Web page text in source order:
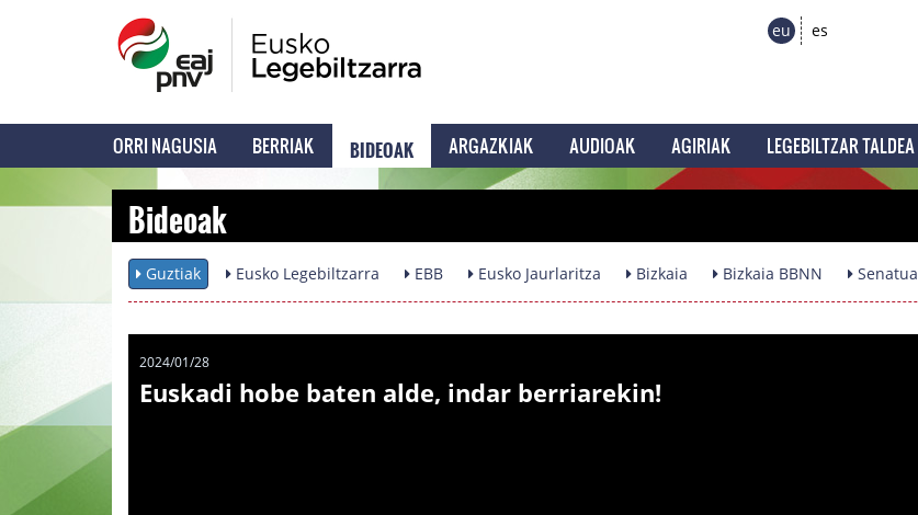
eu es
ORRI NAGUSIA BERRIAK BIDEOAK ARGAZKIAK AUDIOAK AGIRIAK LEGEBILTZAR TALDEA
Bideoak
Guztiak Eusko Legebiltzarra EBB Eusko Jaurlaritza Bizkaia Bizkaia BBNN Senatua
2024/01/28
Euskadi hobe baten alde, indar berriarekin!